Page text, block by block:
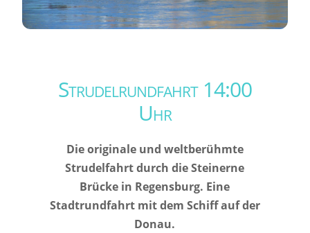
Strudelrundfahrt 14:00
Uhr
Die originale und weltberühmte
Strudelfahrt durch die Steinerne
Brücke in Regensburg. Eine
Stadtrundfahrt mit dem Schiff auf der
Donau.